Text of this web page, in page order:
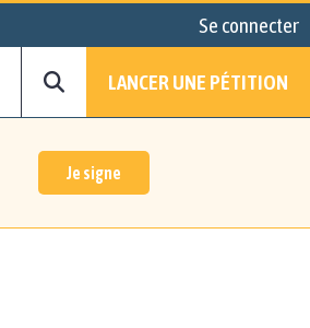
Se connecter
LANCER UNE PÉTITION
Je signe